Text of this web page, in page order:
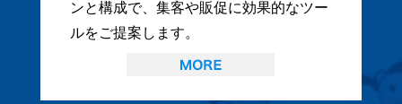
ンと構成で、集客や販促に効果的なツー
ルをご提案します。